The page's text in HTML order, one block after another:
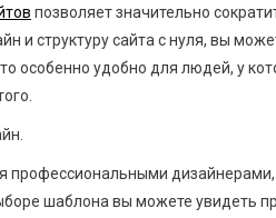
позволяет значительно
и структуру сайта с нуля, вы
особенно удобно для людей, у
профессиональными дизайнерами,
шаблона вы можете увидеть